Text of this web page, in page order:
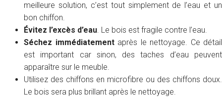
meilleure solution, c’est tout simplement de l’eau et un
bon chiffon.
Évitez l’excès d’eau. Le bois est fragile contre l’eau.
Séchez immédiatementaprès le nettoyage. Ce détail
est important car sinon, des taches d’eau peuvent
apparaître sur le meuble.
Utilisez des chiffons en microfibre ou des chiffons doux.
Le bois sera plus brillant après le nettoyage.